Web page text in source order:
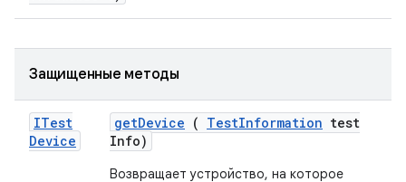
Защищенные методы
ITest
Device
getDevice ( TestInformation test
Info)
Возвращает устройство, на которое